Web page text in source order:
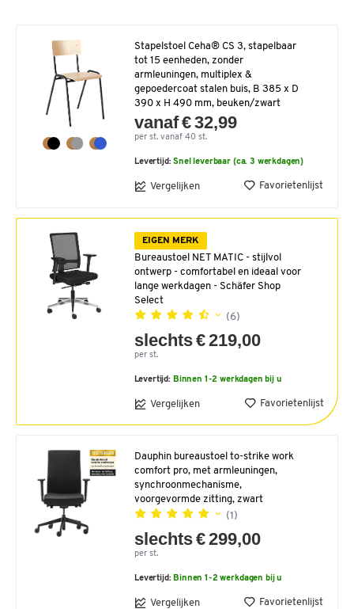
Stapelstoel Ceha® CS 3, stapelbaar
tot 15 eenheden, zonder
armleuningen, multiplex &
gepoedercoat stalen buis, B 385 x D
390 x H 490 mm, beuken/zwart
vanaf € 32,99
per st. vanaf 40 st.
Levertijd:Snel leverbaar (ca. 3 werkdagen)
Vergelijken Favorietenlijst
EIGEN MERK
Bureaustoel NET MATIC - stijlvol
ontwerp - comfortabel en ideaal voor
lange werkdagen - Schäfer Shop
Select
(6)
slechts € 219,00
per st.
Levertijd: Binnen 1-2 werkdagen bij u
Vergelijken Favorietenlijst
Dauphin bureaustoel to-strike work
comfort pro, met armleuningen,
synchroonmechanisme,
voorgevormde zitting, zwart
(1)
slechts € 299,00
per st.
Levertijd:Binnen 1-2 werkdagen bij u
Vergelijken Favorietenlijst